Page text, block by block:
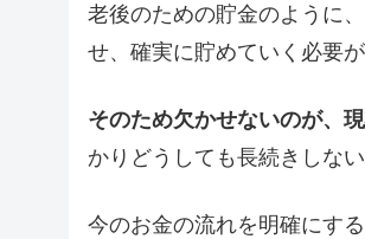
老後のための貯金のように
せ、確実に貯めていく必要が
そのため欠かせないのが、
かりどうしても長続きしない
今のお金の流れを明確にす